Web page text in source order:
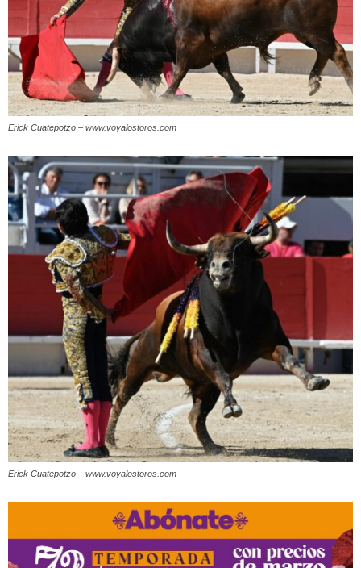
Erick Cuatepotzo – www.voyalostoros.com
Erick Cuatepotzo – www.voyalostoros.com